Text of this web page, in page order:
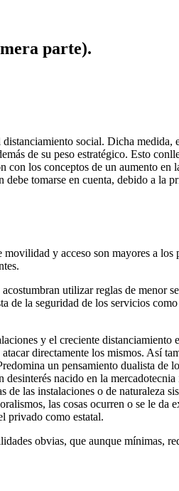
parte).
social. Dicha
de su peso estratégico. Esto
con los conceptos de un aumento
tomarse en cuenta, debido a la
y acceso son mayores a los
utilizar reglas de menor
de la seguridad de los servicios
y el creciente distanciamiento
directamente los mismos. Así
un pensamiento dualista de
nacido en la
las instalaciones o de naturaleza
las cosas ocurren o se le da
privado como estatal.
obvias, que aunque mínimas,